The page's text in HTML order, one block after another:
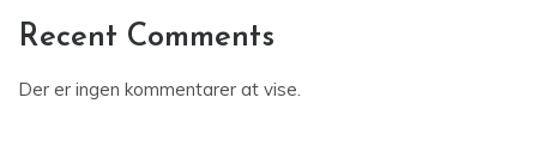
Recent Comments
Der er ingen kommentarer at vise.